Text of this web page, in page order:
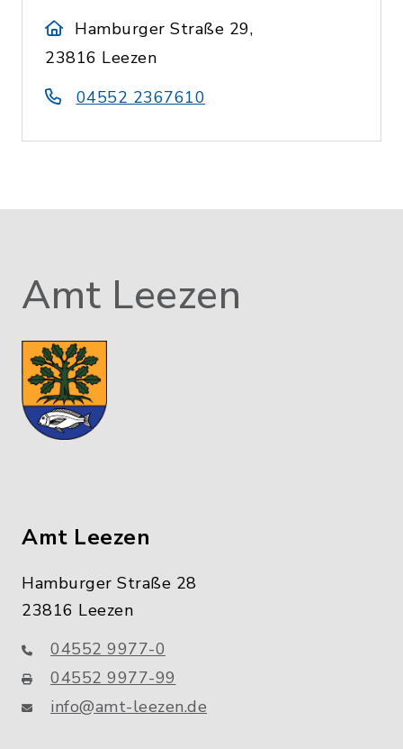
Hamburger Straße 29,
23816 Leezen
04552 2367610
Amt Leezen
Amt Leezen
Hamburger Straße 28
23816 Leezen
04552 9977-0
04552 9977-99
info@amt-leezen.de